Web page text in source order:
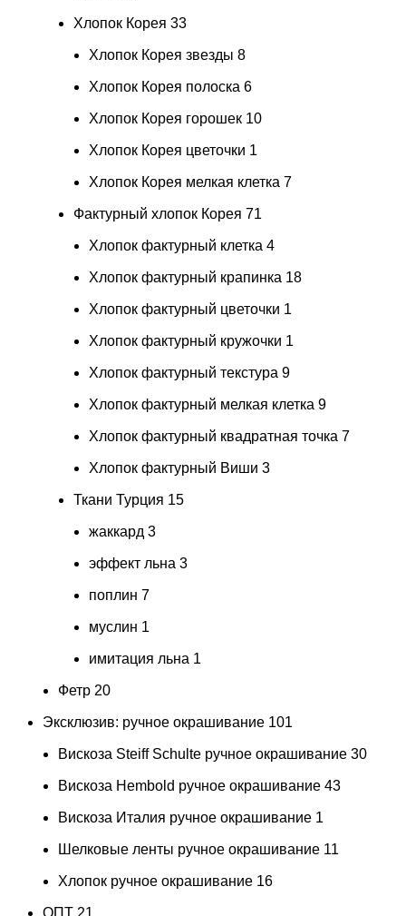
Хлопок Корея 33
Хлопок Корея звезды 8
Хлопок Корея полоска 6
Хлопок Корея горошек 10
Хлопок Корея цветочки 1
Хлопок Корея мелкая клетка 7
Фактурный хлопок Корея 71
Хлопок фактурный клетка 4
Хлопок фактурный крапинка 18
Хлопок фактурный цветочки 1
Хлопок фактурный кружочки 1
Хлопок фактурный текстура 9
Хлопок фактурный мелкая клетка 9
Хлопок фактурный квадратная точка 7
Хлопок фактурный Виши 3
Ткани Турция 15
жаккард 3
эффект льна 3
поплин 7
муслин 1
имитация льна 1
Фетр 20
Эксклюзив: ручное окрашивание 101
Вискоза Steiff Schulte ручное окрашивание 30
Вискоза Hembold ручное окрашивание 43
Вискоза Италия ручное окрашивание 1
Шелковые ленты ручное окрашивание 11
Хлопок ручное окрашивание 16
ОПТ 21